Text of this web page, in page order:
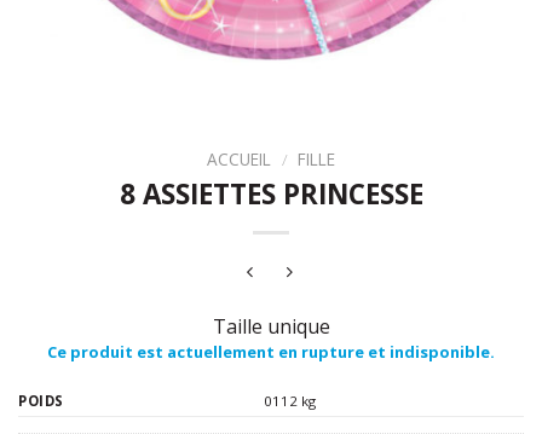
ACCUEIL / FILLE
8 ASSIETTES PRINCESSE
Taille unique
Ce produit est actuellement en rupture et indisponible.
POIDS 0112 kg